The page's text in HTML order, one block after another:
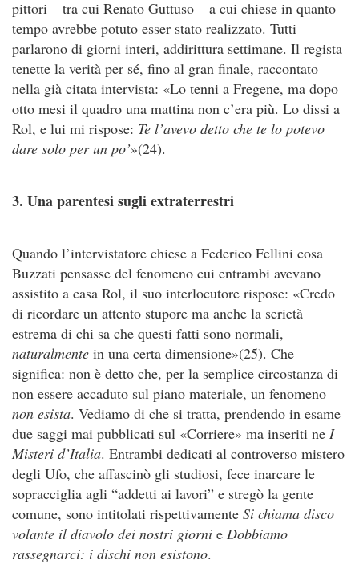
pittori – tra cui Renato Guttuso – a cui chiese in quanto
tempo avrebbe potuto esser stato realizzato. Tutti
parlarono di giorni interi, addirittura settimane. Il regista
tenette la verità per sé, fino al gran finale, raccontato
nella già citata intervista: «Lo tenni a Fregene, ma dopo
otto mesi il quadro una mattina non c’era più. Lo dissi a
Rol, e lui mi rispose: Te l’avevo detto che te lo potevo
dare solo per un po’»(24).
3. Una parentesi sugli extraterrestri
Quando l’intervistatore chiese a Federico Fellini cosa
Buzzati pensasse del fenomeno cui entrambi avevano
assistito a casa Rol, il suo interlocutore rispose: «Credo
di ricordare un attento stupore ma anche la serietà
estrema di chi sa che questi fatti sono normali,
naturalmente in una certa dimensione»(25). Che
significa: non è detto che, per la semplice circostanza di
non essere accaduto sul piano materiale, un fenomeno
non esista. Vediamo di che si tratta, prendendo in esame
due saggi mai pubblicati sul «Corriere» ma inseriti ne I
Misteri d’Italia. Entrambi dedicati al controverso mistero
degli Ufo, che affascinò gli studiosi, fece inarcare le
sopracciglia agli “addetti ai lavori” e stregò la gente
comune, sono intitolati rispettivamente Si chiama disco
volante il diavolo dei nostri giorni e Dobbiamo
rassegnarci: i dischi non esistono.